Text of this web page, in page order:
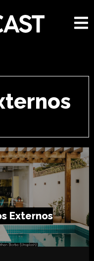
Externos